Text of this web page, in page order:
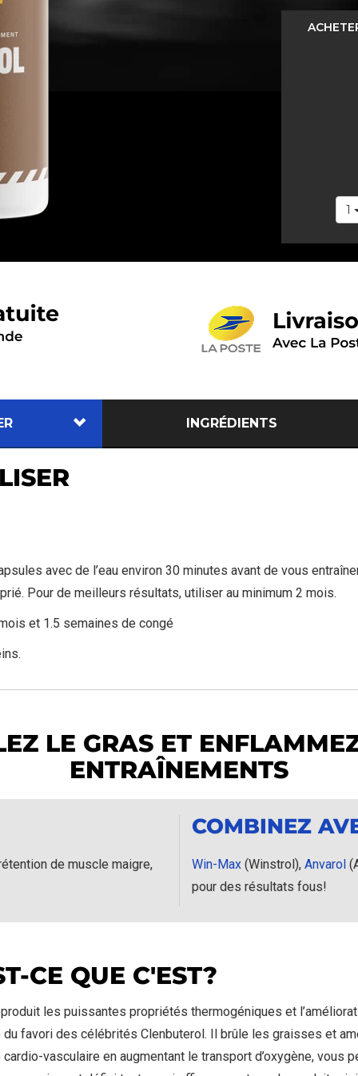
1
INGRÉDIENTS
avec de l’eau environ 30 minutes avant de vous
Pour de meilleurs résultats, utiliser au minimum 2 mois.
et 1.5 semaines de congé
LE GRAS ET
ENTRAÎNEMENTS
de muscle maigre,
COMBINEZ
Win-Max (Winstrol), Anvarol
pour des résultats fous!
CE QUE C'EST?
les puissantes propriétés thermogéniques et
du favori des célébrités Clenbuterol. Il brûle les graisses et
vasculaire en augmentant le transport d’oxygène, vous